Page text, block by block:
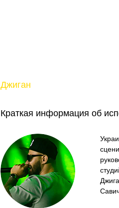
Джиган
Краткая информация об